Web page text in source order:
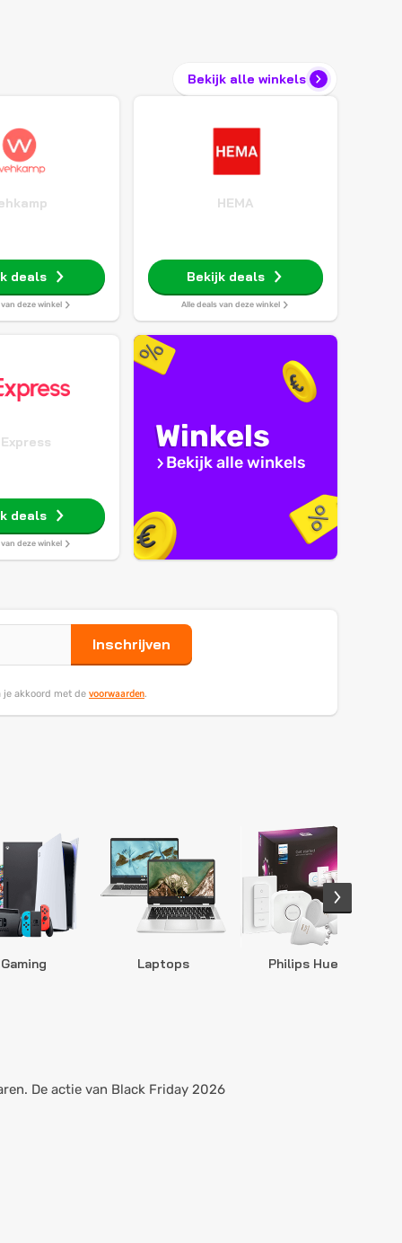
Bekijk alle winkels
deals
van deze winkel
HEMA
Bekijk deals
Alle deals van deze winkel
deals
van deze winkel
Winkels
Bekijk alle winkels
Inschrijven
akkoord met de voorwaarden.
Gaming Laptops Philips Hue
De actie van Black Friday 2026